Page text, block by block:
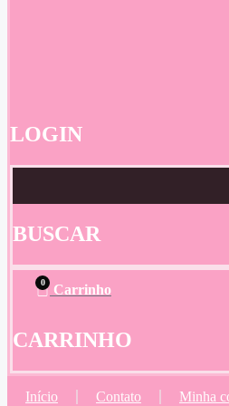
LOGIN
BUSCAR
0 Carrinho
CARRINHO
Início Contato Minha